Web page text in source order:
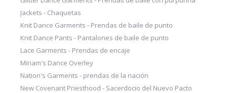
Jackets - Chaquetas
Knit Dance Garments - Prendas de baile de punto
Knit Dance Pants - Pantalones de baile de punto
Lace Garments - Prendas de encaje
Miriam's Dance Overley
Nation's Garments - prendas de la nación
New Covenant Priesthood - Sacerdocio del Nuevo Pacto